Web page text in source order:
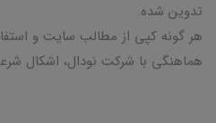
تدوین شده.
هر گونه کپی از مطالب سایت و
هماهنگی با شرکت نودال، اشکال